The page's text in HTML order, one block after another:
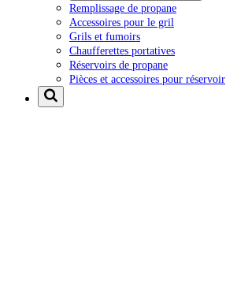
Remplissage de propane
Accessoires pour le gril
Grils et fumoirs
Chaufferettes portatives
Réservoirs de propane
Pièces et accessoires pour réservoir